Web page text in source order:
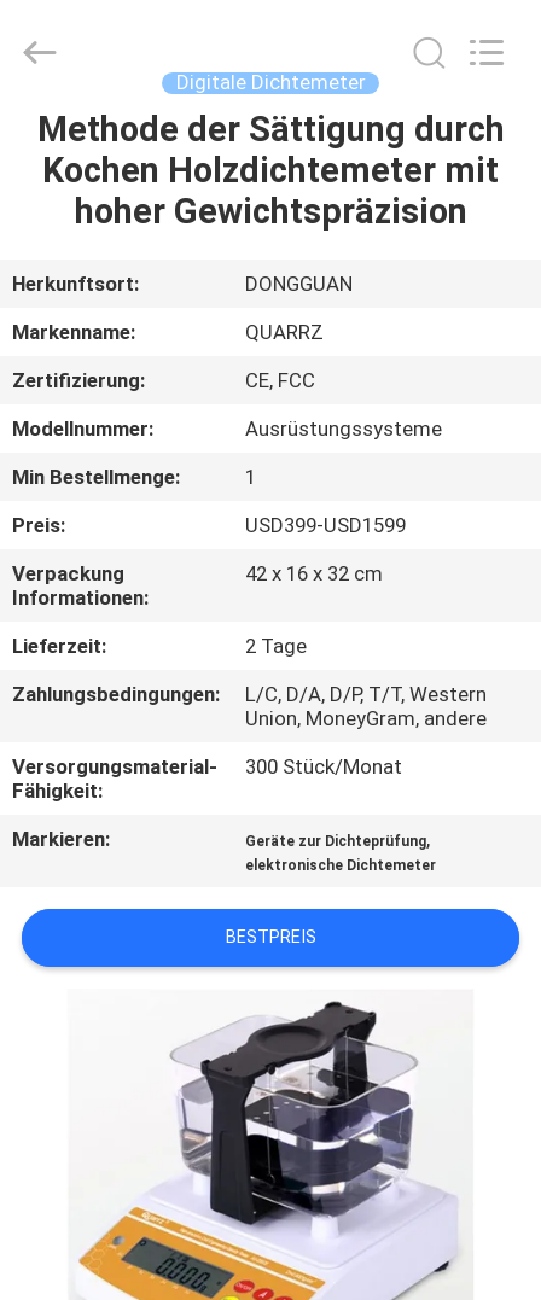
HAUS
PRODUKTE
ÜBER
UNS
FABRIK-
AUSFLUG
QUALITÄTSKONTROLLE
TRETEN
SIE
MIT
IN
VERBINDUNG
SIE
EIN
2025
Guangdong Hongtuo Instrument Technology Co.,Ltd.
Developed
Digitale Dichtemeter
Methode der Sättigung durch
Kochen Holzdichtemeter mit
hoher Gewichtspräzision
Herkunftsort:
DONGGUAN
Markenname:
QUARRZ
Zertifizierung:
CE, FCC
Modellnummer:
Ausrüstungssysteme
Min Bestellmenge:
1
Preis:
USD399-USD1599
Verpackung
Informationen:
42 x 16 x 32 cm
Lieferzeit:
2 Tage
Zahlungsbedingungen:
L/C, D/A, D/P, T/T, Western
Union, MoneyGram, andere
Versorgungsmaterial-
Fähigkeit:
300 Stück/Monat
Markieren: Geräte zur Dichteprüfung,
elektronische Dichtemeter
BESTPREIS